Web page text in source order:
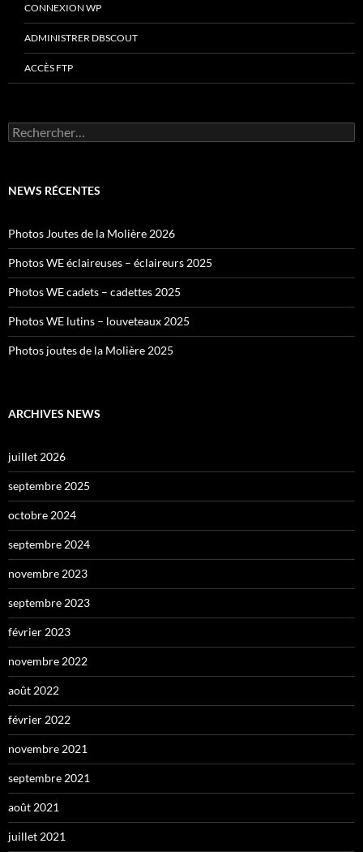
CONNEXION WP
ADMINISTRER DBSCOUT
ACCÈS FTP
Rechercher :
NEWS RÉCENTES
Photos Joutes de la Molière 2026
Photos WE éclaireuses – éclaireurs 2025
Photos WE cadets – cadettes 2025
Photos WE lutins – louveteaux 2025
Photos joutes de la Molière 2025
ARCHIVES NEWS
juillet 2026
septembre 2025
octobre 2024
septembre 2024
novembre 2023
septembre 2023
février 2023
novembre 2022
août 2022
février 2022
novembre 2021
septembre 2021
août 2021
juillet 2021